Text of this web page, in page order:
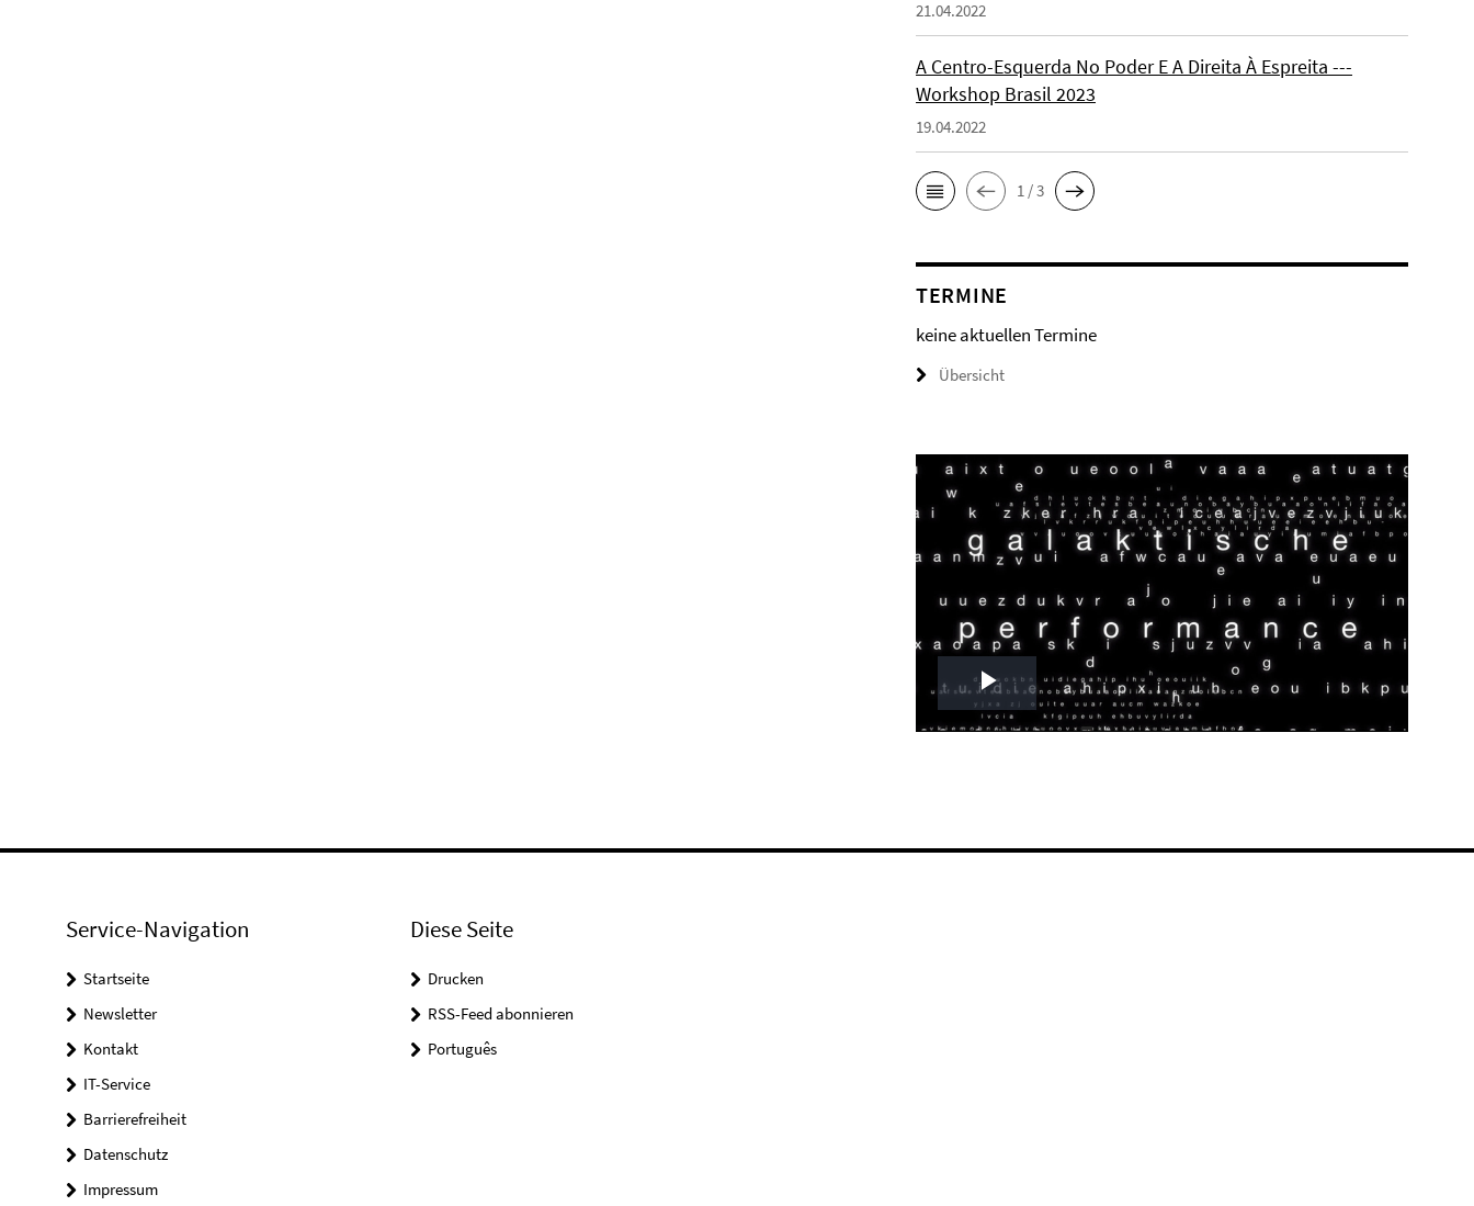
21.04.2022
A Centro-Esquerda No Poder E A Direita À Espreita ---
Workshop Brasil 2023
19.04.2022
1 / 3
TERMINE
keine aktuellen Termine
Übersicht
Play
Service-Navigation
Startseite
Newsletter
Kontakt
IT-Service
Barrierefreiheit
Datenschutz
Impressum
Diese Seite
Drucken
RSS-Feed abonnieren
Português